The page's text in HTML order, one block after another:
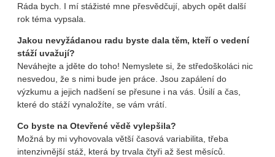
Ráda bych. I mí stážisté mne přesvědčují, abych opět další
rok téma vypsala.
Jakou nevyžádanou radu byste dala těm, kteří o vedení
stáží uvažují?
Neváhejte a jděte do toho! Nemyslete si, že středoškoláci nic
nesvedou, že s nimi bude jen práce. Jsou zapálení do
výzkumu a jejich nadšení se přesune i na vás. Úsilí a čas,
které do stáží vynaložíte, se vám vrátí.
Co byste na Otevřené vědě vylepšila?
Možná by mi vyhovovala větší časová variabilita, třeba
intenzivnější stáž, která by trvala čtyři až šest měsíců.